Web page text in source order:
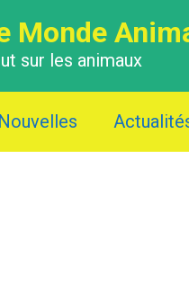
Monde
sur les animaux
Nouvelles